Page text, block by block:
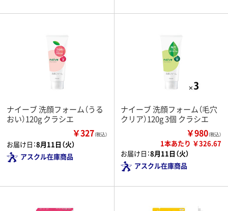
ナイーブ 洗顔フォーム（うる
おい）120g クラシエ
￥327（税込）
お届け日：8月11日（火）
アスクル在庫商品
ナイーブ 洗顔フォーム（毛穴
クリア）120g 3個 クラシエ
￥980（税込）
1本あたり ￥326.67
お届け日：8月11日（火）
アスクル在庫商品